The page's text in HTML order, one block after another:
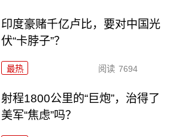
印度豪赌千亿卢比，要对中国光
伏“卡脖子”？
最热 阅读 7694
射程1800公里的“巨炮”，治得了
美军“焦虑”吗？